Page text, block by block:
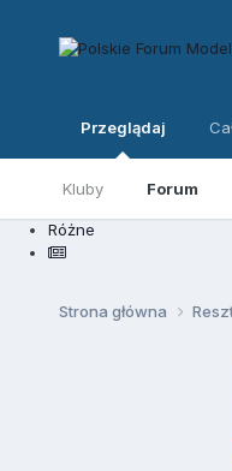
Przeglądaj
Kluby Forum
Różne
Strona główna